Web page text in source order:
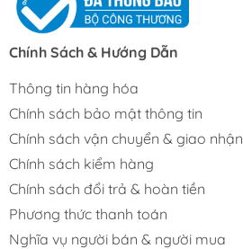
Chính Sách & Hướng Dẫn
Thông tin hàng hóa
Chính sách bảo mật thông tin
Chính sách vận chuyển & giao nhận
Chính sách kiểm hàng
Chính sách đổi trả & hoàn tiền
Phương thức thanh toán
Nghĩa vụ người bán & người mua